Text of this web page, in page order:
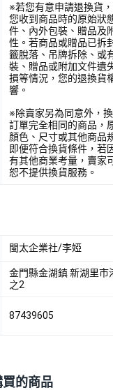
※若您有意申請退換貨
您收到商品時的原始狀
件、內外包裝、贈品及
性。若商品或贈品已拆
籤脫落、吊牌拆除、或
裝、贈品或附加文件遺
損等情況，您的退換貨
響。
※除賣家另為同意外，
訂單完全相同的商品，
顏色、尺寸或其他商品
即便符合換貨條件，若
有其他商業考量，賣家
恕不提供換貨服務。
閩太企業社/李婭
金門縣金湖鎮 新湖里市
之2
87439605
的商品